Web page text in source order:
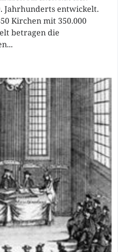
Jahrhunderts entwickelt.
Kirchen mit 350.000
betragen die